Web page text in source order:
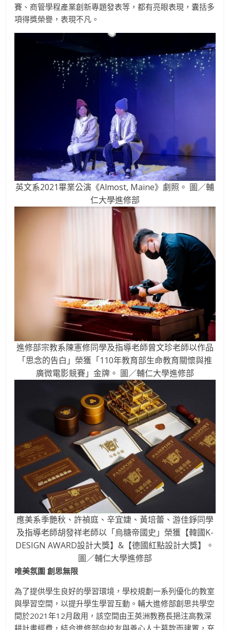
賽、商管學程產業創新專題發表等，都有亮眼表現，囊括多
項得獎榮譽，表現不凡。
英文系2021畢業公演《Almost, Maine》劇照。 圖／輔
仁大學進修部
進修部宗教系陳憲修同學及指導老師曾文珍老師以作品
「思念的告白」榮獲「110年教育部生命教育關懷與推
廣微電影競賽」金牌。 圖／輔仁大學進修部
應美系季艷秋、許禎庭、辛宜婕、黃培蕾、游佳錚同學
及指導老師胡發祥老師以「烏糖帝國史」榮獲【韓國K-
DESIGN AWARD設計大獎】&【德國紅點設計大獎】。
圖／輔仁大學進修部
唯美氛圍 創思無限
為了提供學生良好的學習環境，學校規劃一系列優化的教室
與學習空間，以提升學生學習互動。輔大進修部創思共學空
間於2021年12月啟用，該空間由王英洲教務長挹注高教深